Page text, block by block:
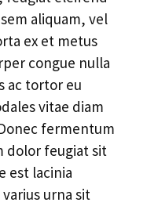
aliquam, vel
ex et metus
congue nulla
ac tortor eu
vitae diam
fermentum
dolor feugiat sit
est lacinia
urna sit